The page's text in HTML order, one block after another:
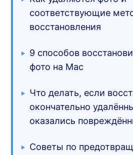
соответствующие
восстановления
9 способов
фото на Mac
Что делать, если
окончательно
оказались
Советы по